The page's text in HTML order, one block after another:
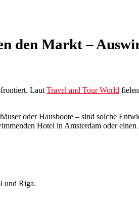
den Markt –
Laut Travel and Tour World
oder Hausboote – sind solche
Hotel in Amsterdam oder
und Riga.